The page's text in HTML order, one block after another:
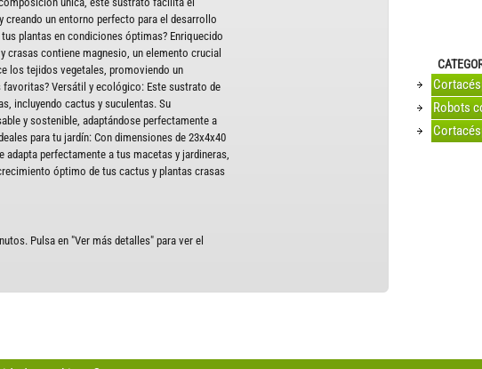
creando un entorno perfecto para el desarrollo
plantas en condiciones óptimas? Enriquecido
crasas contiene magnesio, un elemento crucial
los tejidos vegetales, promoviendo un
Versátil y ecológico: Este sustrato de
incluyendo cactus y suculentas. Su
y sostenible, adaptándose perfectamente a
para tu jardín: Con dimensiones de 23x4x40
perfectamente a tus macetas y jardineras,
óptimo de tus cactus y plantas crasas
Pulsa en "Ver más detalles" para ver el
Robots